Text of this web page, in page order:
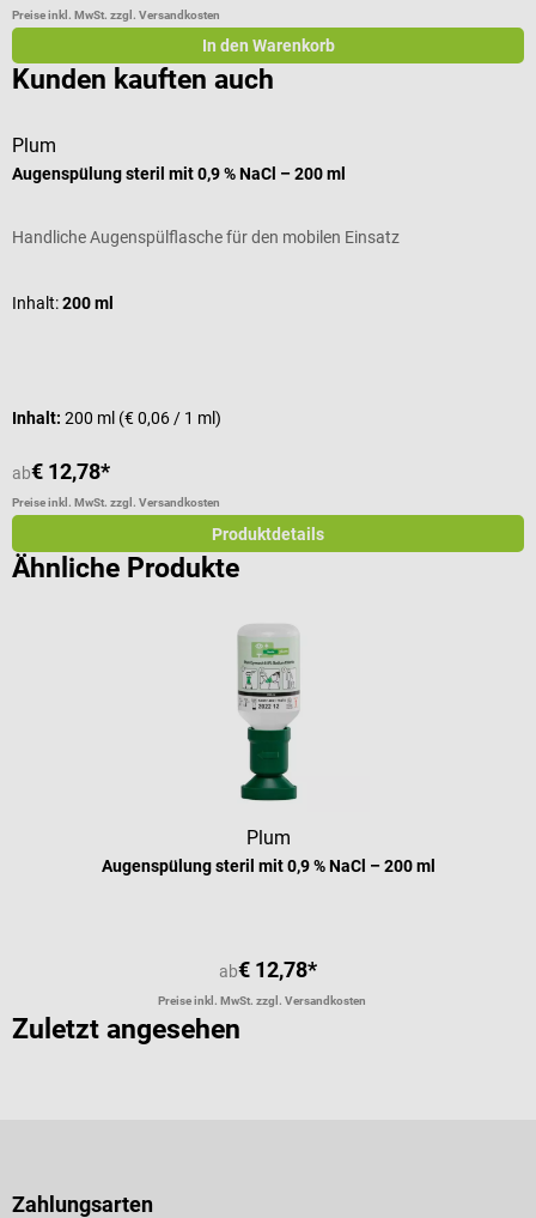
Preise inkl. MwSt. zzgl. Versandkosten
In den Warenkorb
Kunden kauften auch
Plum
Augenspülung steril mit 0,9 % NaCl – 200 ml
Handliche Augenspülflasche für den mobilen Einsatz
Inhalt:200 ml
Inhalt: 200 ml (€ 0,06 / 1 ml)
ab€ 12,78*
Preise inkl. MwSt. zzgl. Versandkosten
Produktdetails
Ähnliche Produkte
Plum
Augenspülung steril mit 0,9 % NaCl – 200 ml
ab€ 12,78*
Preise inkl. MwSt. zzgl. Versandkosten
Zuletzt angesehen
Zahlungsarten